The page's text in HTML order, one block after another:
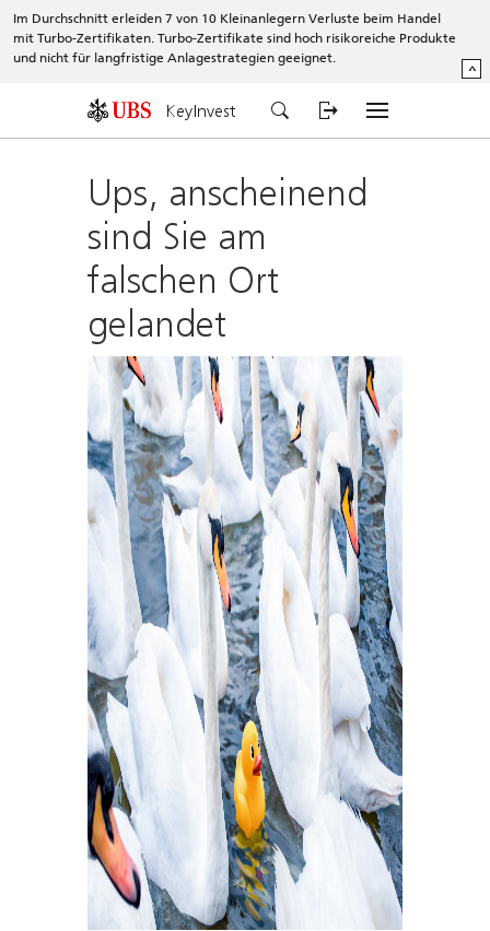
Im Durchschnitt erleiden 7 von 10 Kleinanlegern Verluste beim Handel
mit Turbo-Zertifikaten. Turbo-Zertifikate sind hoch risikoreiche Produkte
und nicht für langfristige Anlagestrategien geeignet.
^
KeyInvest
Ups, anscheinend
sind Sie am
falschen Ort
gelandet